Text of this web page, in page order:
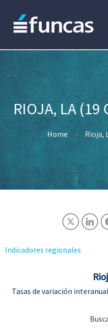
RIOJA, LA (19
Home Rioja,
Indicadores regionales
Tasas de variación